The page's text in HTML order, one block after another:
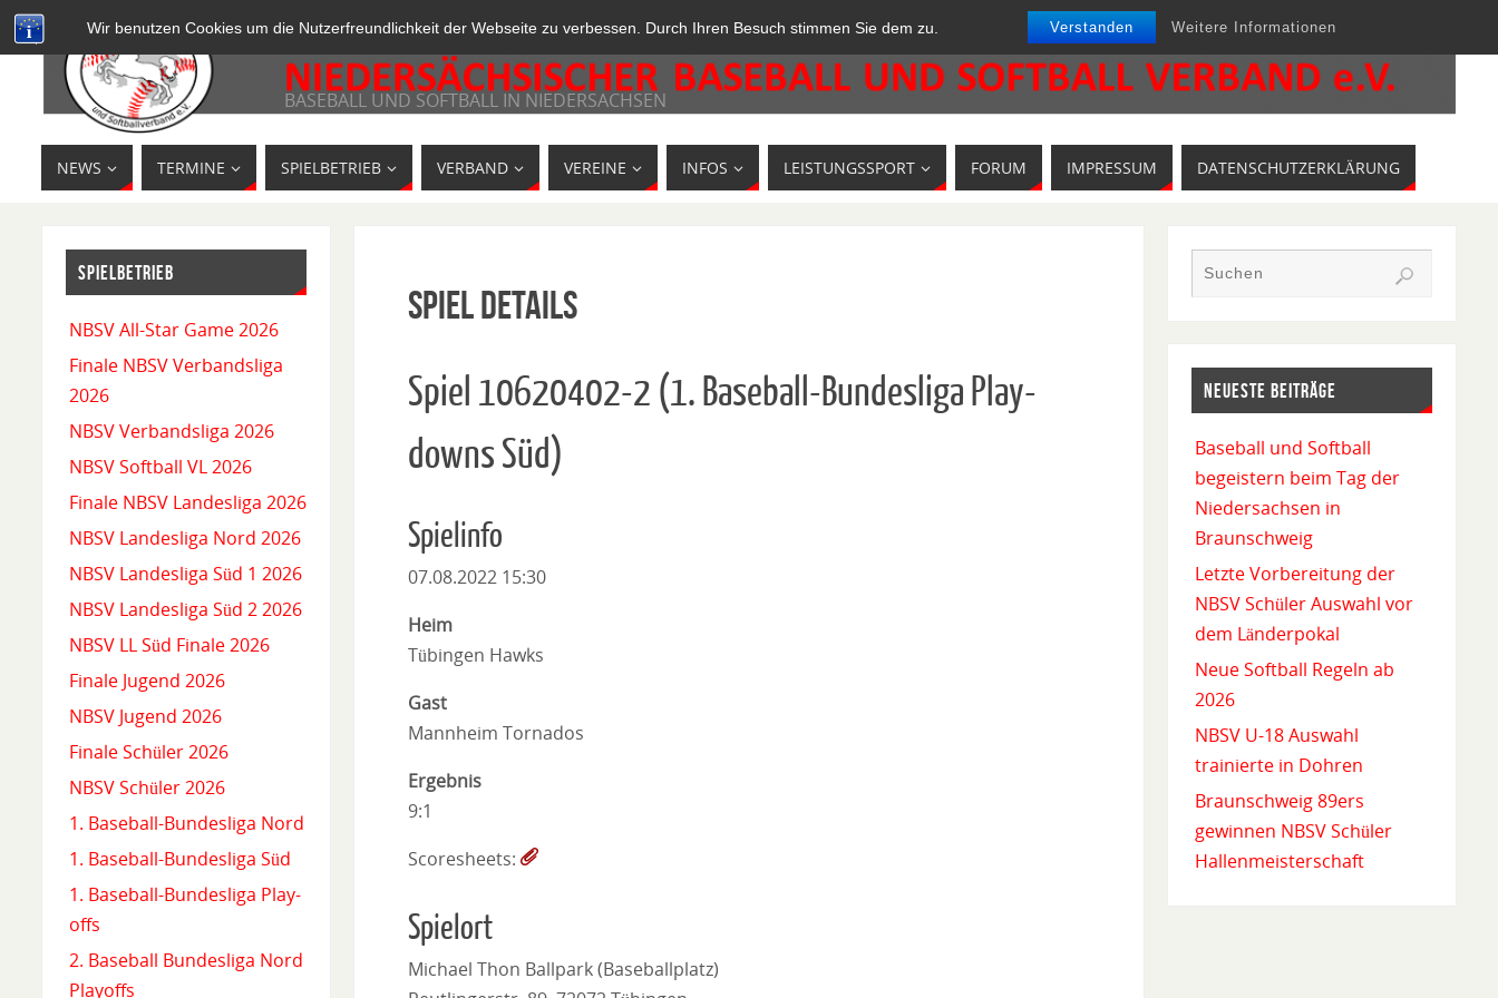
Wir benutzen Cookies um die Nutzerfreundlichkeit der Webseite zu verbessen. Durch Ihren Besuch stimmen Sie dem zu. Verstanden Weitere Informationen
BASEBALL UND SOFTBALL IN NIEDERSACHSEN
NEWS TERMINE SPIELBETRIEB VERBAND VEREINE INFOS LEISTUNGSSPORT FORUM IMPRESSUM DATENSCHUTZERKLÄRUNG
Spiel Details
Spiel 10620402-2 (1. Baseball-Bundesliga Play-
downs Süd)
Spielinfo
07.08.2022 15:30
Heim
Tübingen Hawks
Gast
Mannheim Tornados
Ergebnis
9:1
Scoresheets:
Spielort
Michael Thon Ballpark (Baseballplatz)
SPIELBETRIEB
NBSV All-Star Game 2026
Finale NBSV Verbandsliga
2026
NBSV Verbandsliga 2026
NBSV Softball VL 2026
Finale NBSV Landesliga 2026
NBSV Landesliga Nord 2026
NBSV Landesliga Süd 1 2026
NBSV Landesliga Süd 2 2026
NBSV LL Süd Finale 2026
Finale Jugend 2026
NBSV Jugend 2026
Finale Schüler 2026
NBSV Schüler 2026
1. Baseball-Bundesliga Nord
1. Baseball-Bundesliga Süd
1. Baseball-Bundesliga Play-
offs
2. Baseball Bundesliga Nord
Playoffs
NEUESTE BEITRÄGE
Baseball und Softball
begeistern beim Tag der
Niedersachsen in
Braunschweig
Letzte Vorbereitung der
NBSV Schüler Auswahl vor
dem Länderpokal
Neue Softball Regeln ab
2026
NBSV U-18 Auswahl
trainierte in Dohren
Braunschweig 89ers
gewinnen NBSV Schüler
Hallenmeisterschaft